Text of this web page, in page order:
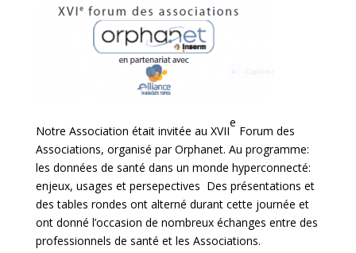
Notre Association était invitée au XVII
e
Forum des
Associations, organisé par Orphanet. Au programme:
les données de santé dans un monde hyperconnecté:
enjeux, usages et persepectives Des présentations et
des tables rondes ont alterné durant cette journée et
ont donné l’occasion de nombreux échanges entre des
professionnels de santé et les Associations.